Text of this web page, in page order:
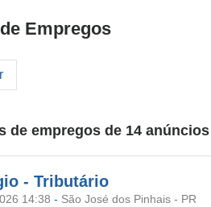
Empregos
de empregos de 14 anúncios
- Tributário
14:38 - São José dos Pinhais - PR